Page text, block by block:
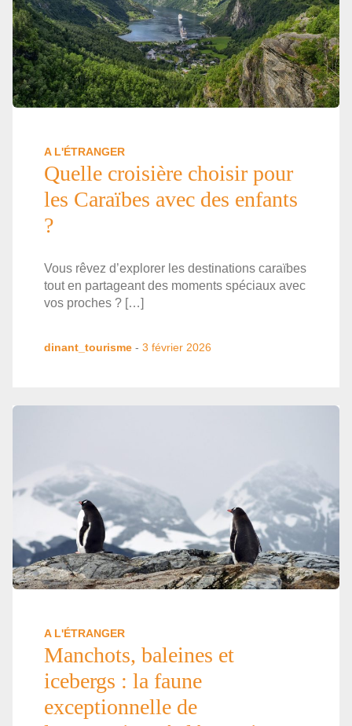
A L'ÉTRANGER
Quelle croisière choisir pour
les Caraïbes avec des enfants
?
Vous rêvez d’explorer les destinations caraïbes
tout en partageant des moments spéciaux avec
vos proches ? […]
dinant_tourisme - 3 février 2026
A L'ÉTRANGER
Manchots, baleines et
icebergs : la faune
exceptionnelle de